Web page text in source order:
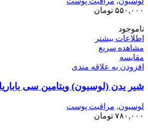
۵۵۰,۰۰۰ تومان
ناموجود
اطلاعات بیشتر
مشاهده سریع
مقایسه
افزودن به علاقه مندی
شیر یدن (لوسیون) ویتامین سی باباریا
لوسیون, مراقبت پوست
۷۸۰,۰۰۰ تومان